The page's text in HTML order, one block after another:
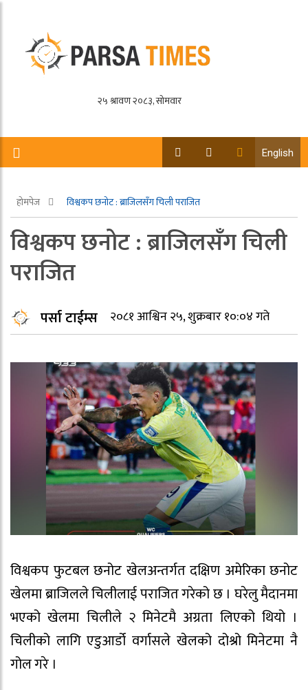
English
होमपेज विश्वकप छनोट : ब्राजिलसँग चिली पराजित
विश्वकप छनोट : ब्राजिलसँग चिली
पराजित
पर्सा टाईम्स २०८१ आश्विन २५, शुक्रबार १०:०४ गते
विश्वकप फुटबल छनोट खेलअन्तर्गत दक्षिण अमेरिका छनोट
खेलमा ब्राजिलले चिलीलाई पराजित गरेको छ । घरेलु मैदानमा
भएको खेलमा चिलीले २ मिनेटमै अग्रता लिएको थियो ।
चिलीको लागि एडुआर्डो वर्गासले खेलको दोश्रो मिनेटमा नै
गोल गरे ।